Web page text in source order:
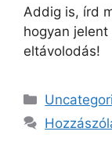
Addig is, írd
hogyan
eltávolodás!
Kategória